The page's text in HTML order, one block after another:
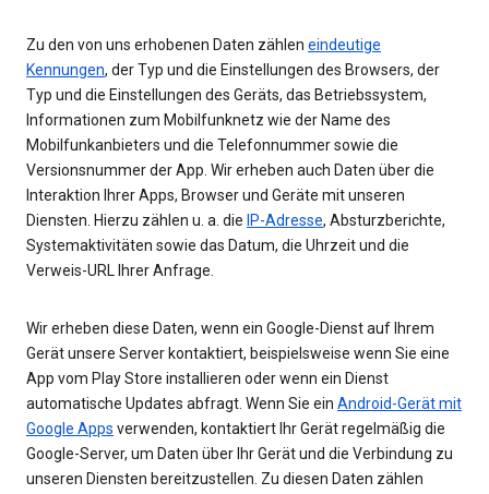
Zu den von uns erhobenen Daten zählen eindeutige
Kennungen, der Typ und die Einstellungen des Browsers, der
Typ und die Einstellungen des Geräts, das Betriebssystem,
Informationen zum Mobilfunknetz wie der Name des
Mobilfunkanbieters und die Telefonnummer sowie die
Versionsnummer der App. Wir erheben auch Daten über die
Interaktion Ihrer Apps, Browser und Geräte mit unseren
Diensten. Hierzu zählen u. a. die IP-Adresse, Absturzberichte,
Systemaktivitäten sowie das Datum, die Uhrzeit und die
Verweis-URL Ihrer Anfrage.
Wir erheben diese Daten, wenn ein Google-Dienst auf Ihrem
Gerät unsere Server kontaktiert, beispielsweise wenn Sie eine
App vom Play Store installieren oder wenn ein Dienst
automatische Updates abfragt. Wenn Sie ein Android-Gerät mit
Google Apps verwenden, kontaktiert Ihr Gerät regelmäßig die
Google-Server, um Daten über Ihr Gerät und die Verbindung zu
unseren Diensten bereitzustellen. Zu diesen Daten zählen